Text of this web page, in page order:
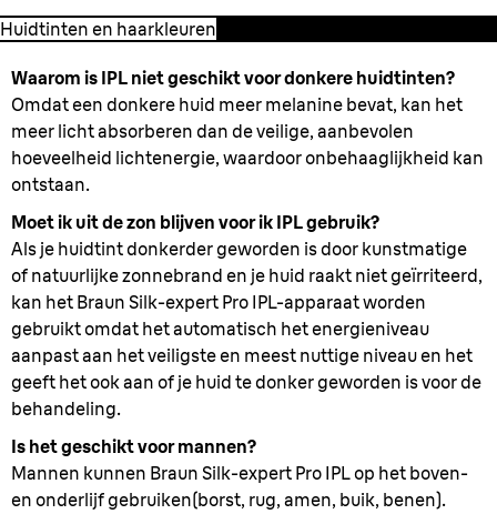
Huidtinten en haarkleuren
Waarom is IPL niet geschikt voor donkere huidtinten?
Omdat een donkere huid meer melanine bevat, kan het
meer licht absorberen dan de veilige, aanbevolen
hoeveelheid lichtenergie, waardoor onbehaaglijkheid kan
ontstaan.
Moet ik uit de zon blijven voor ik IPL gebruik?
Als je huidtint donkerder geworden is door kunstmatige
of natuurlijke zonnebrand en je huid raakt niet geïrriteerd,
kan het Braun Silk-expert Pro IPL-apparaat worden
gebruikt omdat het automatisch het energieniveau
aanpast aan het veiligste en meest nuttige niveau en het
geeft het ook aan of je huid te donker geworden is voor de
behandeling.
Is het geschikt voor mannen?
Mannen kunnen Braun Silk-expert Pro IPL op het boven-
en onderlijf gebruiken(borst, rug, amen, buik, benen).